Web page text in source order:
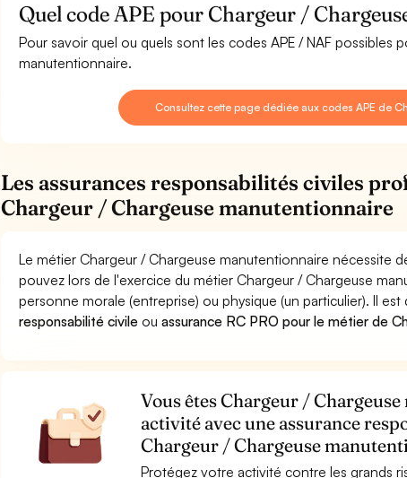
Quel code APE pour Chargeur /
Pour savoir quel ou quels sont les codes APE / NAF possibles
manutentionnaire.
Consultez cette page dédiée aux codes APE de
Les assurances responsabilités civiles
Chargeur / Chargeuse manutentionnaire
Le métier Chargeur / Chargeuse manutentionnaire nécessite
pouvez lors de l'exercice du métier Chargeur / Chargeuse
personne morale (entreprise) ou physique (un particulier). Il
responsabilité civile ouassurance RC PRO pour le métier de
Vous êtes Chargeur /
activité avec une assurance
Chargeur / Chargeuse
Protégez votre activité contre les grands